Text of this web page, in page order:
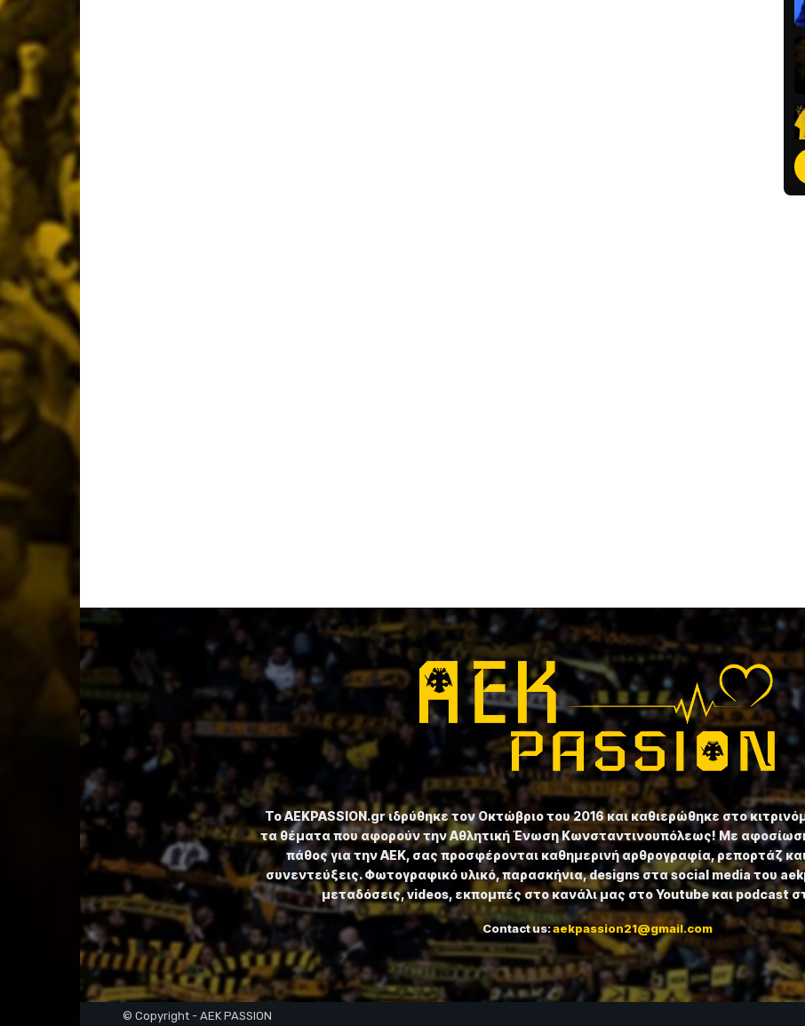
Το ⁦AEKPASSION.gr⁩ ιδρύθηκε τον Οκτώβριο του 2016 και καθιερώθηκε στο
τα θέματα που αφορούν την Αθλητική Ένωση Κωνσταντινουπόλεως! Με
πάθος για την ΑΕΚ, σας προσφέρονται καθημερινή αρθρογραφία, ρεπορτάζ
συνεντεύξεις. Φωτογραφικό υλικό, παρασκήνια, designs στα social media του
μεταδόσεις, videos, εκπομπές στο κανάλι μας στο Youtube και podcast
Contact us:aekpassion21@gmail.com
© Copyright - AEK PASSION